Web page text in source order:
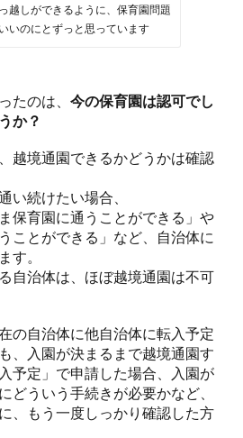
越しができるように、保育園問題
いのにとずっと思っています
たのは、今の保育園は認可でし
か？
越境通園できるかどうかは確認
い続けたい場合、
保育園に通うことができる」や
ことができる」など、自治体に
す。
自治体は、ほぼ越境通園は不可
の自治体に他自治体に転入予定
、入園が決まるまで越境通園す
予定」で申請した場合、入園が
どういう手続きが必要かなど、
、もう一度しっかり確認した方